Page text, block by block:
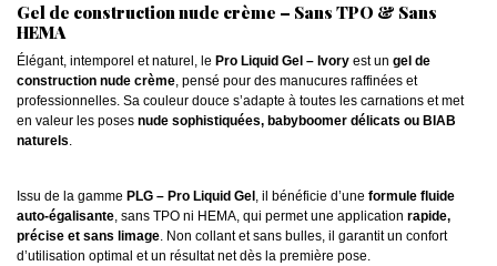
Gel de construction nude crème – Sans TPO & Sans
HEMA
Élégant, intemporel et naturel, le Pro Liquid Gel – Ivory est un gel de
construction nude crème, pensé pour des manucures raffinées et
professionnelles. Sa couleur douce s’adapte à toutes les carnations et met
en valeur les poses nude sophistiquées, babyboomer délicats ou BIAB
naturels.
Issu de la gamme PLG – Pro Liquid Gel , il bénéficie d’une formule fluide
auto-égalisante, sans TPO ni HEMA, qui permet une application rapide,
précise et sans limage. Non collant et sans bulles, il garantit un confort
d’utilisation optimal et un résultat net dès la première pose.